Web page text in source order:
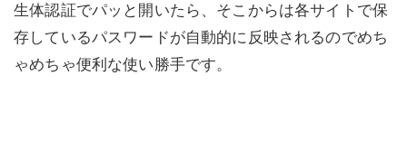
生体認証でパッと開いたら、そこからは各サイトで保
存しているパスワードが自動的に反映されるのでめち
ゃめちゃ便利な使い勝手です。